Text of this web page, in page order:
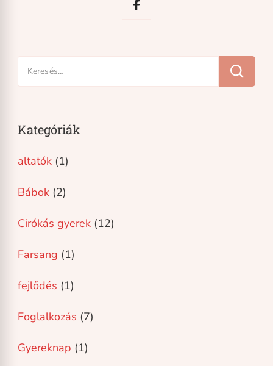
Keresés:
Kategóriák
altatók (1)
Bábok (2)
Cirókás gyerek (12)
Farsang (1)
fejlődés (1)
Foglalkozás (7)
Gyereknap (1)